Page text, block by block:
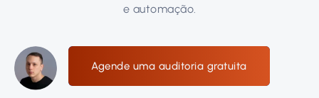
e automação.
Agende uma auditoria gratuita